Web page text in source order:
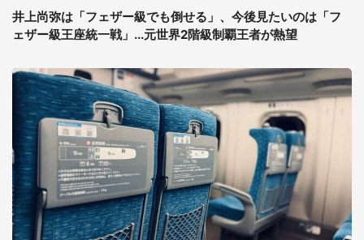
井上尚弥は「フェザー級でも倒せる」、今後見たいのは「フ
ェザー級王座統一戦」...元世界2階級制覇王者が熱望